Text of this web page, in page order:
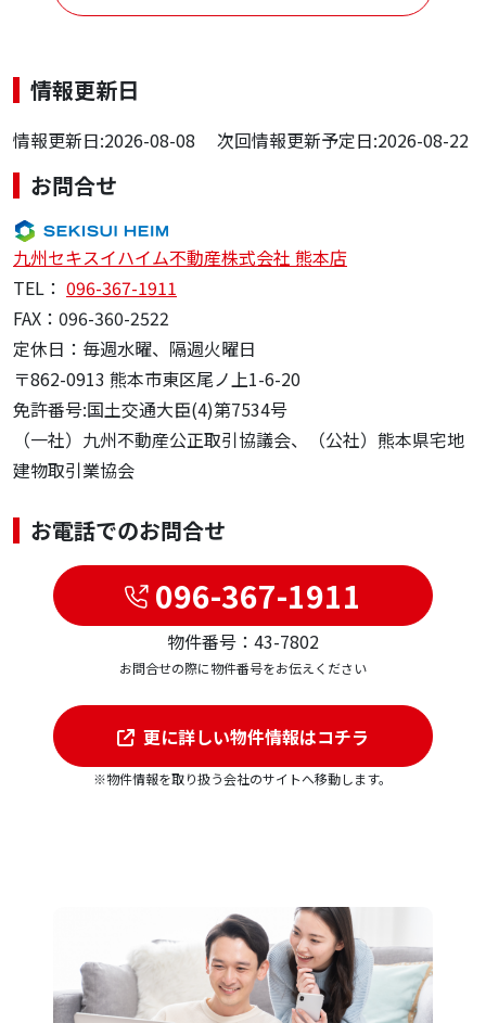
情報更新日
情報更新日:2026-08-08 次回情報更新予定日:2026-08-22
お問合せ
九州セキスイハイム不動産株式会社 熊本店
TEL： 096-367-1911
FAX：096-360-2522
定休日：毎週水曜、隔週火曜日
〒862-0913 熊本市東区尾ノ上1-6-20
免許番号:国土交通大臣(4)第7534号
（一社）九州不動産公正取引協議会、（公社）熊本県宅地
建物取引業協会
お電話でのお問合せ
096-367-1911
物件番号：43-7802
お問合せの際に物件番号をお伝えください
更に詳しい物件情報はコチラ
※物件情報を取り扱う会社のサイトへ移動します。